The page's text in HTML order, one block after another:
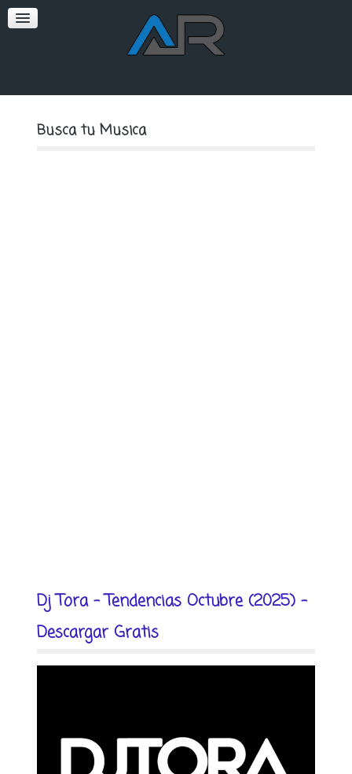
SOFT
Busca tu Musica
Dj Tora - Tendencias Octubre (2025) -
Descargar Gratis